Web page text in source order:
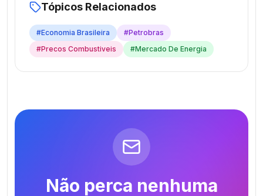
Tópicos Relacionados
#Economia Brasileira #Petrobras
#Precos Combustiveis #Mercado De Energia
Não perca nenhuma